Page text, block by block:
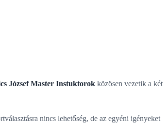
József Master Instuktorok közösen vezetik a két
nincs lehetőség, de az egyéni igényeket